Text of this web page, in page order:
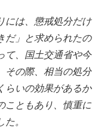
には、懲戒処分だけ
だ」と求められたの
て、国土交通省や今
その際、相当の処分
らいの効果があるか
こともあり、慎重に
。